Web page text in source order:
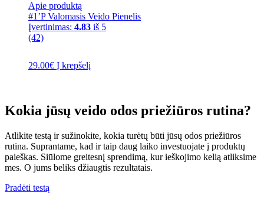
Apie produktą
#1’P Valomasis Veido Pienelis
Įvertinimas: 4.83 iš 5
(42)
29.00€ Į krepšelį
Kokia jūsų veido odos priežiūros rutina?
Atlikite testą ir sužinokite, kokia turėtų būti jūsų odos priežiūros
rutina. Suprantame, kad ir taip daug laiko investuojate į produktų
paieškas. Siūlome greitesnį sprendimą, kur ieškojimo kelią atliksime
mes. O jums beliks džiaugtis rezultatais.
Pradėti testą